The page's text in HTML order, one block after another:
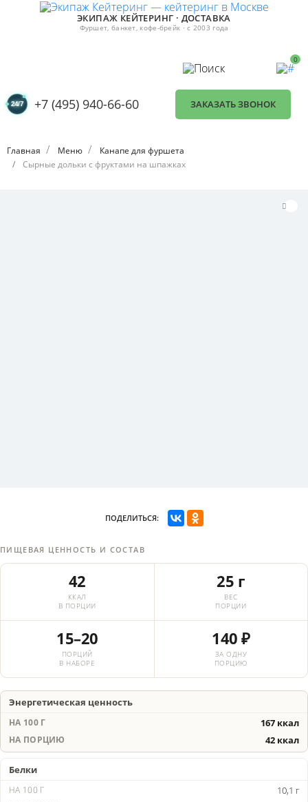
ЭКИПАЖ КЕЙТЕРИНГ · ДОСТАВКА
Фуршет, банкет, кофе-брейк · с 2003 года
0
+7 (495) 940-66-60 ЗАКАЗАТЬ ЗВОНОК
Главная Меню
Канапе для фуршета
Сырные дольки с фруктами на шпажках
ПОДЕЛИТЬСЯ:
ПИЩЕВАЯ ЦЕННОСТЬ И СОСТАВ
42
ККАЛ
В ПОРЦИИ
25 г
ВЕС
ПОРЦИИ
15–20
ПОРЦИЙ
В НАБОРЕ
140 ₽
ЗА ОДНУ
ПОРЦИЮ
Энергетическая ценность
167 ккал
42 ккал
Белки
10,1 г